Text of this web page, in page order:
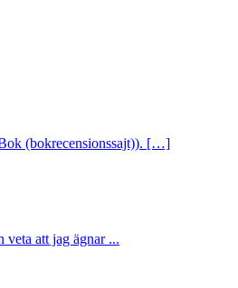
(bokrecensionssajt)). […]
veta att jag ägnar ...